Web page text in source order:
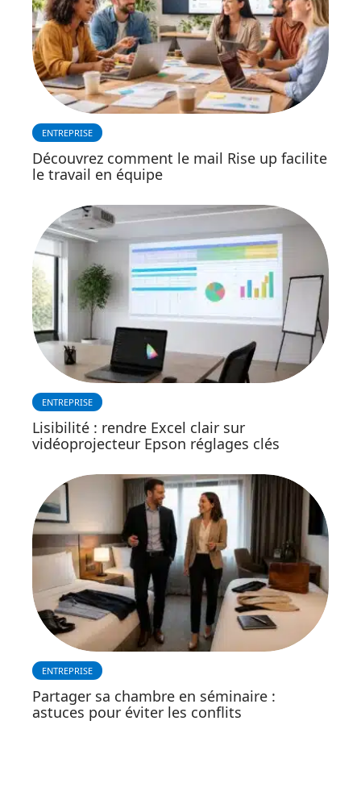
ENTREPRISE
Découvrez comment le mail Rise up facilite
le travail en équipe
ENTREPRISE
Lisibilité : rendre Excel clair sur
vidéoprojecteur Epson réglages clés
ENTREPRISE
Partager sa chambre en séminaire :
astuces pour éviter les conflits